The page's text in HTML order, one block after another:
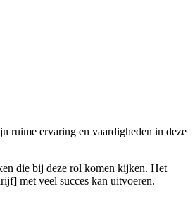
ruime ervaring en vaardigheden in deze
die bij deze rol komen kijken. Het
met veel succes kan uitvoeren.